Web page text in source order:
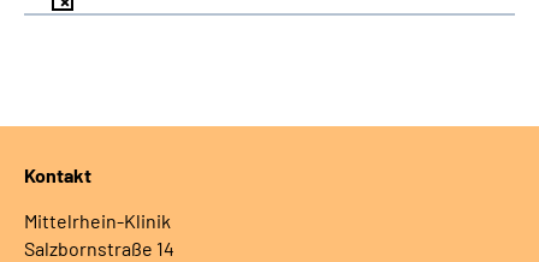
Kontakt
Mittelrhein-Klinik
Salzbornstraße 14